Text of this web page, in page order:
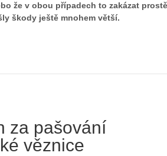
že v obou případech to zakázat prostě
škody ještě mnohem větší.
za pašování
věznice